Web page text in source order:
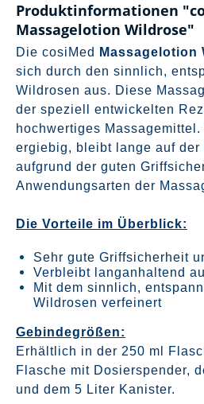
Produktinformationen
Massagelotion Wildrose"
Die cosiMed Massagelotion
sich durch den sinnlich,
Wildrosen aus. Diese
der speziell entwickelten
hochwertiges
ergiebig, bleibt lange auf der
aufgrund der guten
Anwendungsarten der
Die Vorteile im Überblick:
Sehr gute Griffsicherheit
Verbleibt langanhaltend
Mit dem sinnlich,
Wildrosen verfeinert
Gebindegrößen:
Erhältlich in der 250 ml
Flasche mit Dosierspender,
und dem 5 Liter Kanister.